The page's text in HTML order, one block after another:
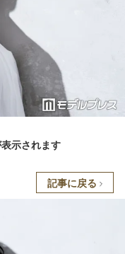
示されます
記事に戻る